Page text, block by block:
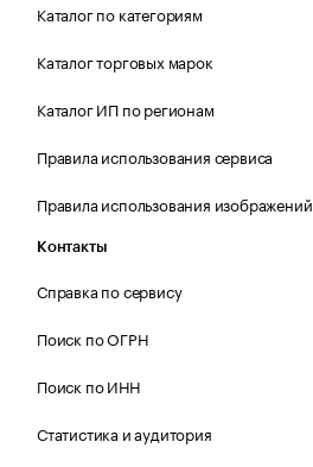
Каталог по категориям
Каталог торговых марок
Каталог ИП по регионам
Правила использования сервиса
Правила использования изображений
Контакты
Справка по сервису
Поиск по ОГРН
Поиск по ИНН
Статистика и аудитория